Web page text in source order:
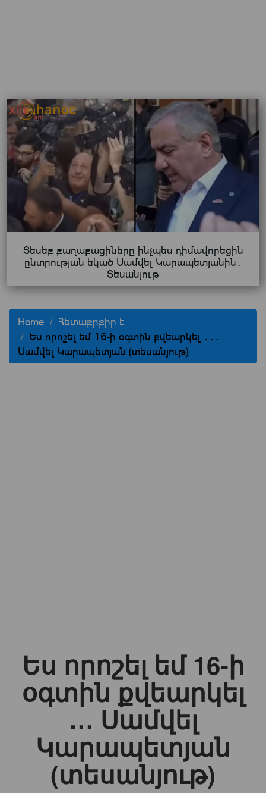
Տեսեք քաղաքացիները ինչպես դիմավորեցին
ընտրության եկած Սամվել Կարապետյանին․
Տեսանյութ
Home
Հետաքրքիր է
Ես որոշել եմ 16-ի օգտին քվեարկել ․․․
Սամվել Կարապետյան (տեսանյութ)
Ես որոշել եմ 16-ի
օգտին քվեարկել
․․․ Սամվել
Կարապետյան
(տեսանյութ)